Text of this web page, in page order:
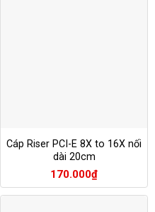
Cáp Riser PCI-E 8X to 16X nối
dài 20cm
170.000₫